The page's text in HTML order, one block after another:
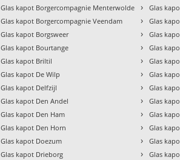
Glas kapot Borgercompagnie Menterwolde
Glas kapot Borgercompagnie Veendam
Glas kapot Borgsweer
Glas kapot Bourtange
Glas kapot Briltil
Glas kapot De Wilp
Glas kapot Delfzijl
Glas kapot Den Andel
Glas kapot Den Ham
Glas kapot Den Horn
Glas kapot Doezum
Glas kapot Drieborg
› Glas
› Glas
› Glas
› Glas
› Glas
› Glas
› Glas
› Glas
› Glas
› Glas
› Glas
› Glas